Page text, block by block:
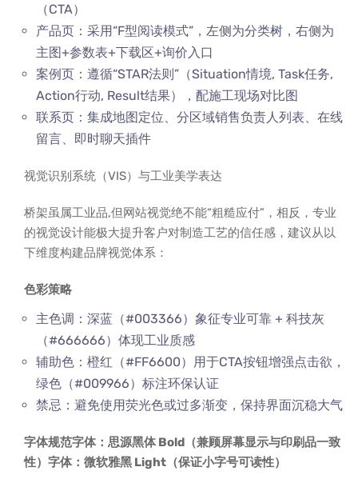
（CTA）
产品页：采用“F型阅读模式”，左侧为分类树，右侧为
主图+参数表+下载区+询价入口
案例页：遵循“STAR法则”（Situation情境, Task任务,
Action行动, Result结果），配施工现场对比图
联系页：集成地图定位、分区域销售负责人列表、在线
留言、即时聊天插件
视觉识别系统（VIS）与工业美学表达
桥架虽属工业品,但网站视觉绝不能“粗糙应付”，相反，专业
的视觉设计能极大提升客户对制造工艺的信任感，建议从以
下维度构建品牌视觉体系：
色彩策略
主色调：深蓝（#003366）象征专业可靠 + 科技灰
（#666666）体现工业质感
辅助色：橙红（#FF6600）用于CTA按钮增强点击欲，
绿色（#009966）标注环保认证
禁忌：避免使用荧光色或过多渐变，保持界面沉稳大气
字体规范字体：思源黑体 Bold（兼顾屏幕显示与印刷品一致
性）字体：微软雅黑 Light（保证小字号可读性）